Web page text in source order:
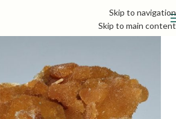
Skip to navigation
Skip to main content